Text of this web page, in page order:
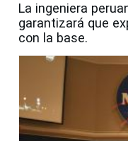
La ingeniera
garantizará que
con la base.